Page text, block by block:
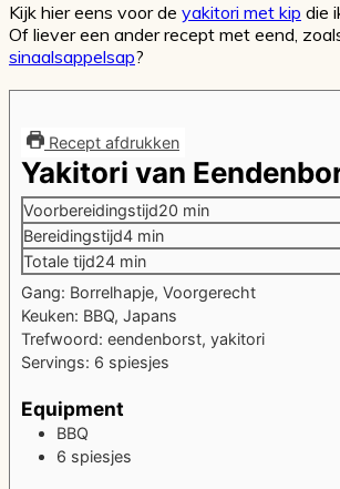
Kijk hier eens voor de yakitori met kip die
Of liever een ander recept met eend,
sinaalsappelsap?
Recept afdrukken
Yakitori van
Voorbereidingstijd20 minuten
min
Bereidingstijd4minuten
min
Totale tijd24minuten
min
Gang: Borrelhapje, Voorgerecht
Keuken: BBQ, Japans
Trefwoord: eendenborst, yakitori
Servings: 6 spiesjes
Equipment
BBQ
6 spiesjes